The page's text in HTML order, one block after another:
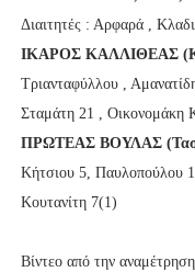
Διαιτητές : Αρφαρά ,
ΙΚΑΡΟΣ ΚΑΛΛΙΘΕΑΣ
Τριανταφύλλου ,
Σταμάτη 21 , Οικονομάκη
ΠΡΩΤΕΑΣ ΒΟΥΛΑΣ
Κήτσιου 5, Παυλοπούλου
Κουτανίτη 7(1)
Bίντεο από την